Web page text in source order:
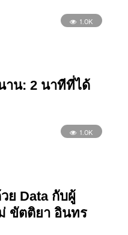
1.0K
าน: 2 นาทีที่ได้
1.0K
ย Data กับผู้
ขัตติยา อินทร